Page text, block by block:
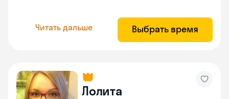
Читать дальше Выбрать время
Лолита